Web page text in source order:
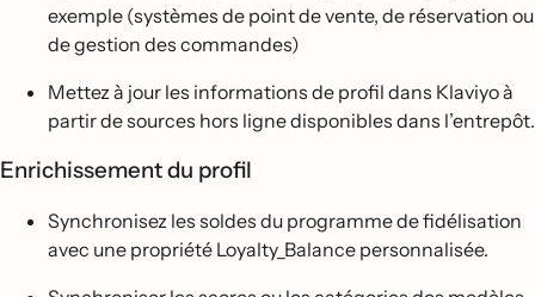
exemple (systèmes de point de vente, de réservation ou
de gestion des commandes)
Mettez à jour les informations de profil dans Klaviyo à
partir de sources hors ligne disponibles dans l’entrepôt.
Enrichissement du profil
Synchronisez les soldes du programme de fidélisation
avec une propriété Loyalty_Balance personnalisée.